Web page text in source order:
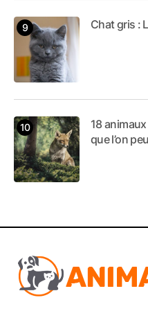
Chat gris :
18
que l’on